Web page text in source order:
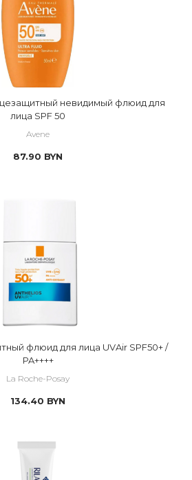
невидимый флюид для
лица SPF 50
Avene
87.90 BYN
флюид для лица UVAir SPF50+ /
PA++++
La Roche-Posay
134.40 BYN